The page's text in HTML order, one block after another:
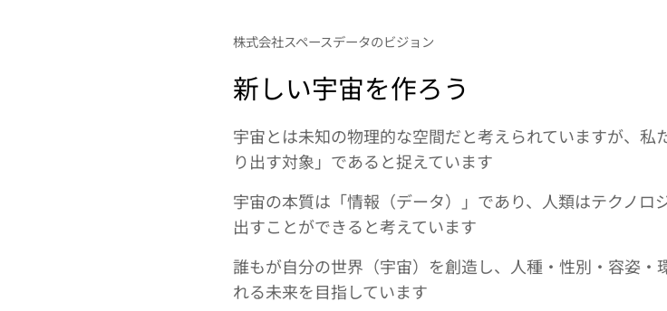
株式会社スペースデータのビジョン
新しい宇宙を作ろう
宇宙とは未知の物理的な空間だと考えられていますが、
り出す対象」であると捉えています
宇宙の本質は「情報（データ）」であり、人類はテクノロ
出すことができると考えています
誰もが自分の世界（宇宙）を創造し、人種・性別・容姿
れる未来を目指しています